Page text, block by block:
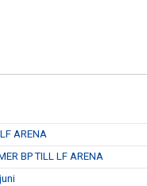
ARENA
BP TILL LF ARENA